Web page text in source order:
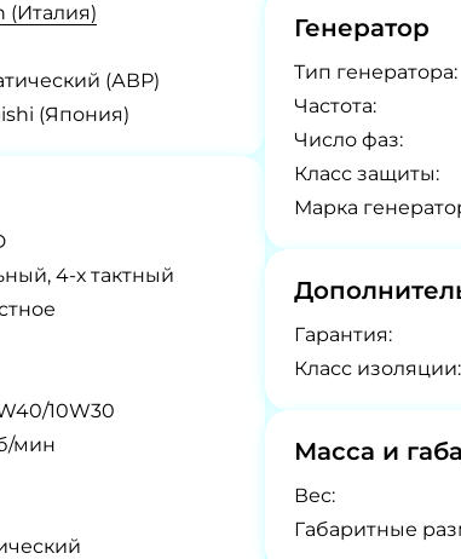
(Италия)
(АВР)
(Япония)
4-х тактный
10W30
мин
Генератор
Tип генератора:
Частота:
Число фаз:
Класс защиты:
Марка
Гарантия:
Класс изоляции:
Масса и
Вес:
Габаритные